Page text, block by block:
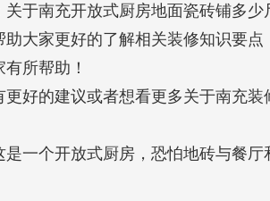
关于南充开放式厨房地面瓷砖铺多
助大家更好的了解相关装修知识要
所帮助！
更好的建议或者想看更多关于南充
是一个开放式厨房，恐怕地砖与餐